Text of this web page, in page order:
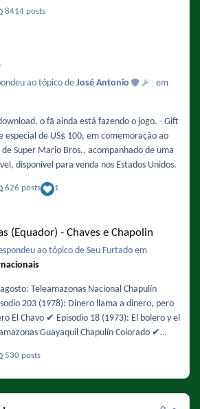
8414 posts
ao tópico de José Antonio
em
o fã ainda está fazendo o jogo. - Gift
especial de US$ 100, em comemoração ao
Super Mario Bros., acompanhado de uma
disponível para venda nos Estados Unidos.
626 posts 1
(Equador) - Chaves e Chapolin
ao tópico de Seu Furtado em
Chapulín
y el
con agua, que aguas con los chapulines! El
104 (1975): Los insectos
530 posts